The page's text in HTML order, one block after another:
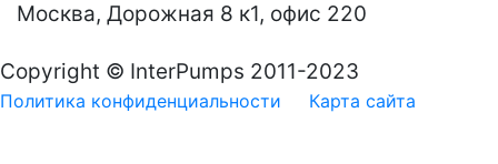
Москва, Дорожная 8 к1, офис 220
Copyright © InterPumps 2011-2023
Политика конфиденциальности Карта сайта